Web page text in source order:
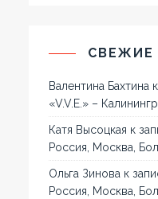
СВЕЖИЕ
Валентина Бахтина
«V.V.E.» –
Катя Высоцкая к
Россия, Москва,
Ольга Зинова к
Россия, Москва,